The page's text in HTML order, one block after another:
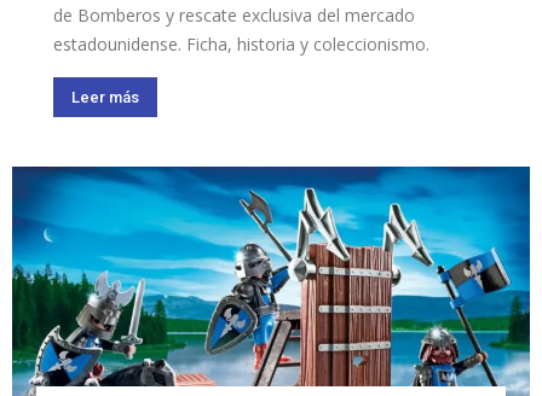
de Bomberos y rescate exclusiva del mercado
estadounidense. Ficha, historia y coleccionismo.
Leer más